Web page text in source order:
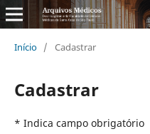
Início / Cadastrar
Cadastrar
* Indica campo obrigatório